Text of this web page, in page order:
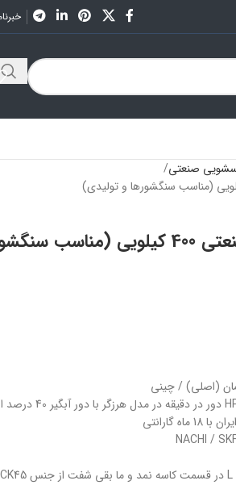
صنعتی
ماشین لباسشویی صنعتی 400 کیلویی (مناسب
(اصلی) / چینی